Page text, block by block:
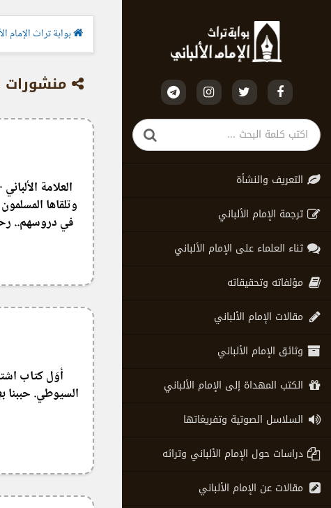
التعريف والنشأة
ترجمة الإمام الألباني
ثناء العلماء على الإمام الألباني
مؤلفاته وتحقيقاته
مقالات الإمام الألباني
وثائق الإمام الألباني
الكتب المهداة إلى الإمام الألباني
السلاسل الصوتية وتفريغاتها
دراسات حول الإمام الألباني وتراثه
مقالات عن الإمام الألباني
بوابة تراث الإمام
منشورات
العلامة
وتلقاها
في دروسهم..
أوّل كتاب
السيوطي. حببنا